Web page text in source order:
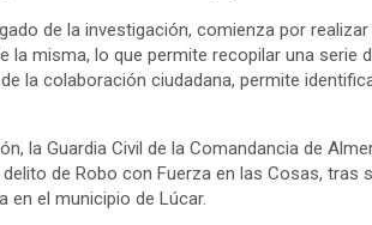
de la investigación, comienza por
la misma, lo que permite recopilar una serie
la colaboración ciudadana, permite
la Guardia Civil de la Comandancia de
de Robo con Fuerza en las Cosas, tras
en el municipio de Lúcar.